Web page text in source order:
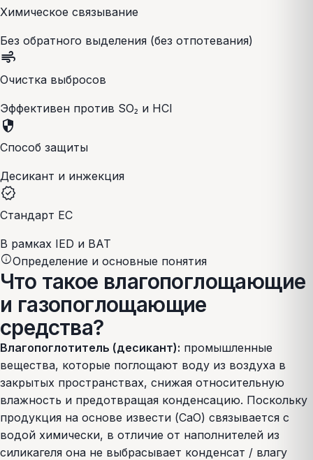
Химическое связывание
Без обратного выделения (без отпотевания)
air
Очистка выбросов
Эффективен против SO₂ и HCl
security
Способ защиты
Десикант и инжекция
verified
Стандарт ЕС
В рамках IED и BAT
infoОпределение и основные понятия
Что такое влагопоглощающие
и газопоглощающие
средства?
Влагопоглотитель (десикант): промышленные
вещества, которые поглощают воду из воздуха в
закрытых пространствах, снижая относительную
влажность и предотвращая конденсацию. Поскольку
продукция на основе извести (CaO) связывается с
водой химически, в отличие от наполнителей из
силикагеля она не выбрасывает конденсат / влагу